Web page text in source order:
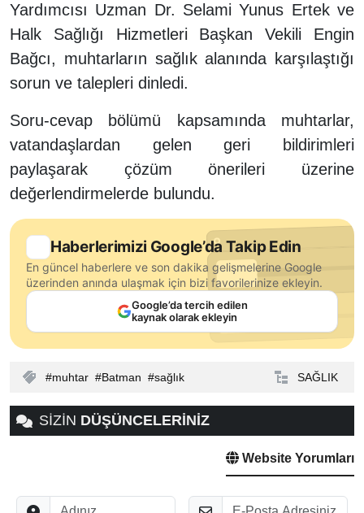
Yardımcısı Uzman Dr. Selami Yunus Ertek ve
Halk Sağlığı Hizmetleri Başkan Vekili Engin
Bağcı, muhtarların sağlık alanında karşılaştığı
sorun ve talepleri dinledi.
Soru-cevap bölümü kapsamında muhtarlar,
vatandaşlardan gelen geri bildirimleri
paylaşarak çözüm önerileri üzerine
değerlendirmelerde bulundu.
Haberlerimizi Google’da Takip Edin
En güncel haberlere ve son dakika gelişmelerine Google
üzerinden anında ulaşmak için bizi favorilerinize ekleyin.
Google’da tercih edilen
kaynak olarak ekleyin
muhtar Batman sağlık SAĞLIK
SİZİN DÜŞÜNCELERİNİZ
Website Yorumları
Adınız E-Posta